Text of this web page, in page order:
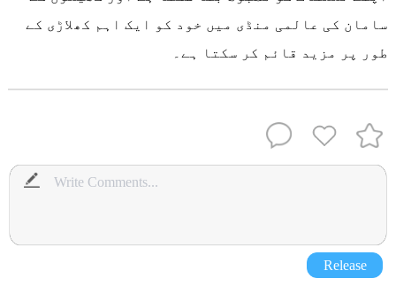
سامان کی عالمی منڈی میں خود کو ایک اہم کھلاڑی کے
طور پر مزید قائم کر سکتا ہے۔
Release